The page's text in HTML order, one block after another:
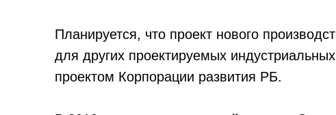
Планируется, что проект нового
для других проектируемых
проектом Корпорации развития РБ.